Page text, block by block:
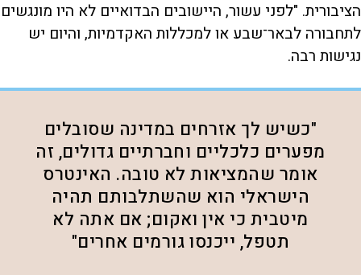
הציבורית. "לפני עשור, היישובים הבדואיים לא היו מונגשים
לתחבורה לבאר־שבע או למכללות האקדמיות, והיום יש
נגישות רבה.
"כשיש לך אזרחים במדינה שסובלים
מפערים כלכליים וחברתיים גדולים, זה
אומר שהמציאות לא טובה. האינטרס
הישראלי הוא שהשתלבותם תהיה
מיטבית כי אין ואקום; אם אתה לא
תטפל, ייכנסו גורמים אחרים"